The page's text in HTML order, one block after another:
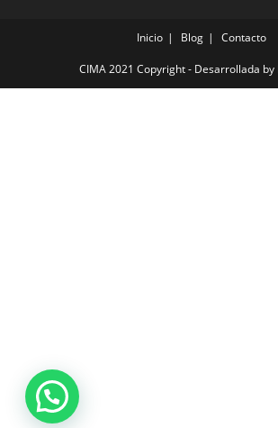
Inicio Blog Contacto
CIMA 2021 Copyright - Desarrollada by